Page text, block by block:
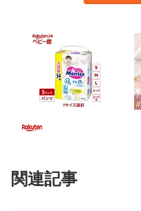
関連記事